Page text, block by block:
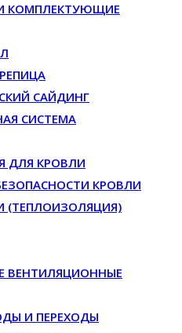
КОМПЛЕКТУЮЩИЕ
САЙДИНГ
СИСТЕМА
ДЛЯ КРОВЛИ
КРОВЛИ
(ТЕПЛОИЗОЛЯЦИЯ)
ВЕНТИЛЯЦИОННЫЕ
И ПЕРЕХОДЫ